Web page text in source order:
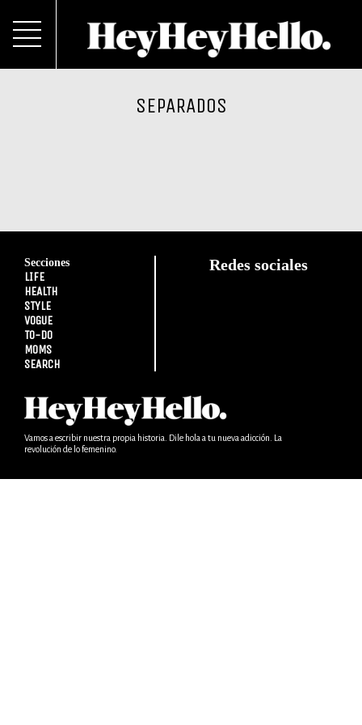
SEPARADOS
Secciones
LIFE
HEALTH
STYLE
VOGUE
TO-DO
MOMS
SEARCH
Redes sociales
Vamos a escribir nuestra propia historia. Dile hola a tu nueva adicción. La
revolución de lo femenino.